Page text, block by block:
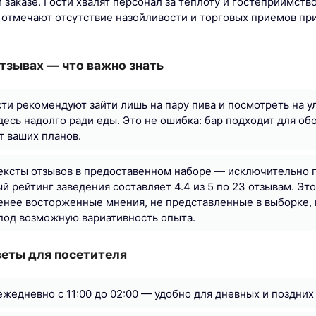
отсутствие назойливости и торговых приемов
— что важно знать
рекомендуют зайти лишь на пару пива и посмотреть на
надолго ради еды. Это не ошибка: бар подходит для
ваших планов.
отзывов в предоставенном наборе — исключительно
рейтинг заведения составляет 4.4 из 5 по 23 отзывам.
восторженные мнения, не представленные в
возможную вариативность опыта.
для посетителя
с 11:00 до 02:00 — удобно для дневных и поздних